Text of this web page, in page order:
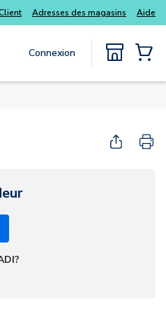
du quotidien, sans délai
Adresses des magasins Aide
Connexion